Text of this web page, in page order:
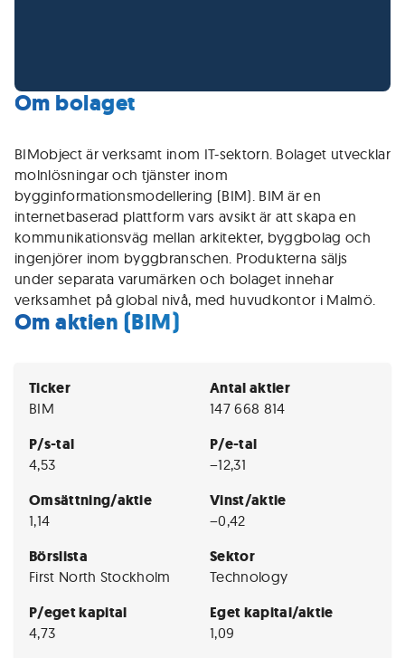
Om bolaget
BIMobject är verksamt inom IT-sektorn. Bolaget utvecklar
molnlösningar och tjänster inom
bygginformationsmodellering (BIM). BIM är en
internetbaserad plattform vars avsikt är att skapa en
kommunikationsväg mellan arkitekter, byggbolag och
ingenjörer inom byggbranschen. Produkterna säljs
under separata varumärken och bolaget innehar
verksamhet på global nivå, med huvudkontor i Malmö.
Om aktien (BIM)
Ticker
BIM
Antal aktier
147 668 814
P/s-tal
4,53
P/e-tal
−12,31
Omsättning/aktie
1,14
Vinst/aktie
−0,42
Börslista
First North Stockholm
Sektor
Technology
P/eget kapital
4,73
Eget kapital/aktie
1,09